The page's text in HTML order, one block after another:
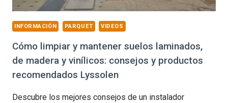
INFORMACIÓN PARQUET VIDEOS
Cómo limpiar y mantener suelos laminados,
de madera y vinílicos: consejos y productos
recomendados Lyssolen
Descubre los mejores consejos de un instalador